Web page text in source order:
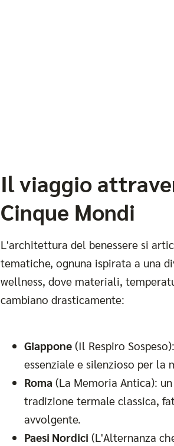
Il viaggio
Cinque Mondi
L'architettura del benessere si
tematiche, ognuna ispirata a una
wellness, dove materiali,
cambiano drasticamente:
Giappone (Il Respiro
essenziale e silenzioso per la
Roma (La Memoria Antica):
tradizione termale classica,
avvolgente.
Paesi Nordici (L'Alternanza